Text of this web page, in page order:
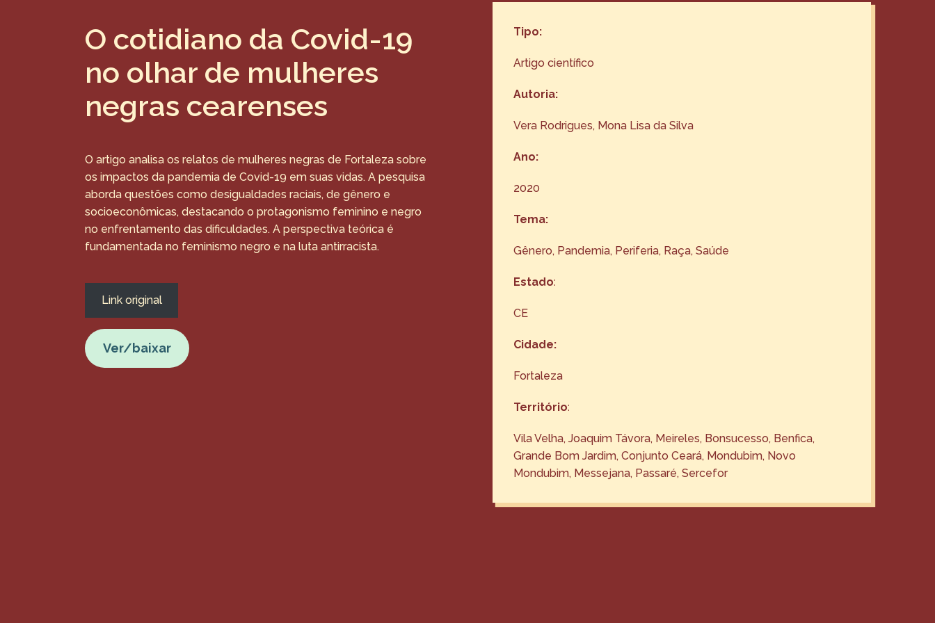
O cotidiano da Covid-19
no olhar de mulheres
negras cearenses
O artigo analisa os relatos de mulheres negras de Fortaleza sobre
os impactos da pandemia de Covid-19 em suas vidas. A pesquisa
aborda questões como desigualdades raciais, de gênero e
socioeconômicas, destacando o protagonismo feminino e negro
no enfrentamento das dificuldades. A perspectiva teórica é
fundamentada no feminismo negro e na luta antirracista.
Link original
Ver/baixar
Tipo:
Artigo científico
Autoria:
Vera Rodrigues, Mona Lisa da Silva
Ano:
2020
Tema:
Gênero, Pandemia, Periferia, Raça, Saúde
Estado:
CE
Cidade:
Fortaleza
Território:
Vila Velha, Joaquim Távora, Meireles, Bonsucesso, Benfica,
Grande Bom Jardim, Conjunto Ceará, Mondubim, Novo
Mondubim, Messejana, Passaré, Sercefor